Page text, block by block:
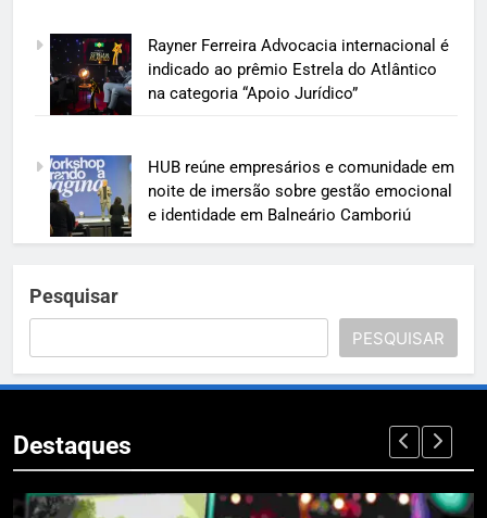
Rayner Ferreira Advocacia internacional é
indicado ao prêmio Estrela do Atlântico
na categoria “Apoio Jurídico”
HUB reúne empresários e comunidade em
noite de imersão sobre gestão emocional
e identidade em Balneário Camboriú
Pesquisar
PESQUISAR
Destaques